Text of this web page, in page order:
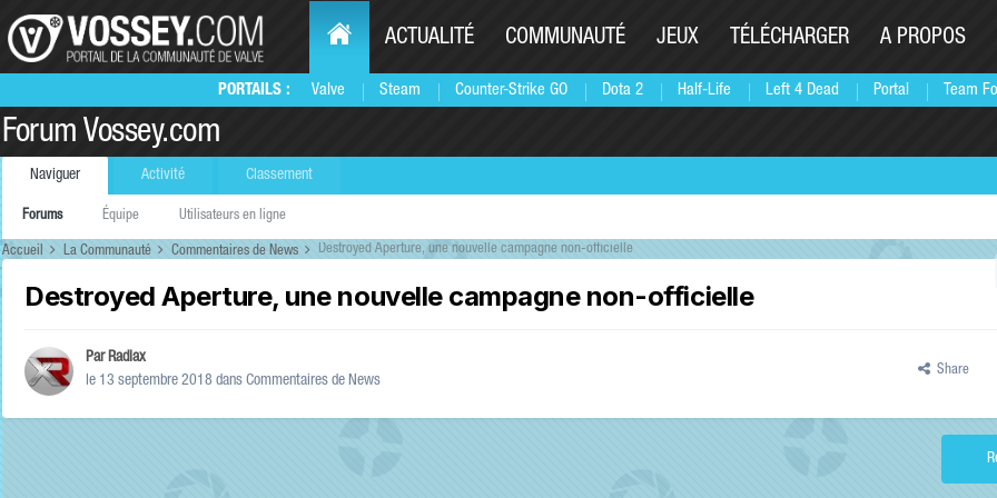
PORTAILS : Valve Steam Counter-Strike GO Dota 2 Half-Life Left 4 Dead Portal Team
ACTUALITÉ COMMUNAUTÉ JEUX TÉLÉCHARGER A PROPOS
Forum Vossey.com
Naviguer
Forums Équipe Utilisateurs en ligne
Activité Classement
Accueil La Communauté Commentaires de News Destroyed Aperture, une nouvelle campagne non-officielle
Destroyed Aperture, une nouvelle campagne non-officielle
ParRadiax
le 13 septembre 2018 dans Commentaires de News
Share